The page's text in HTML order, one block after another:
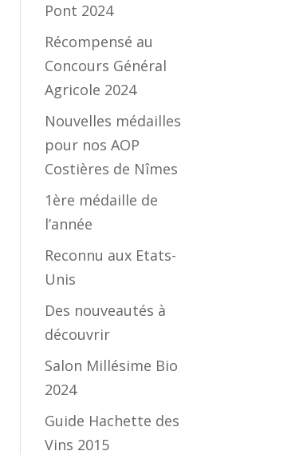
Pont 2024
Récompensé au
Concours Général
Agricole 2024
Nouvelles médailles
pour nos AOP
Costières de Nîmes
1ère médaille de
l’année
Reconnu aux Etats-
Unis
Des nouveautés à
découvrir
Salon Millésime Bio
2024
Guide Hachette des
Vins 2015